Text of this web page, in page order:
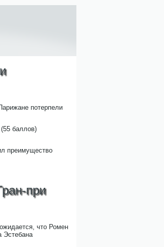
потерпели
баллов)
преимущество
при
что Ромен
Эстебана